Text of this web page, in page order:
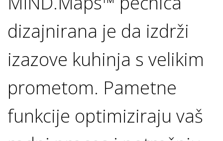
dizajnirana je da izdrži
izazove kuhinja s velikim
prometom. Pametne
funkcije optimiziraju vaš